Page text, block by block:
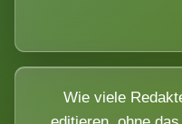
Wie viele